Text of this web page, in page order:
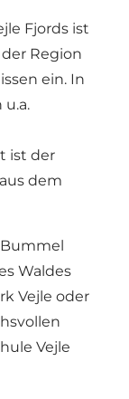
Fjords ist
Region
ein. In
ist der
dem
Waldes
Vejle oder
Vejle